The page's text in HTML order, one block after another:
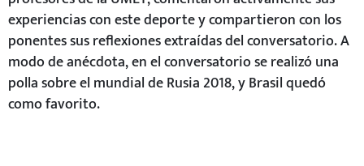
experiencias con este deporte y compartieron con los
ponentes sus reflexiones extraídas del conversatorio. A
modo de anécdota, en el conversatorio se realizó una
polla sobre el mundial de Rusia 2018, y Brasil quedó
como favorito.